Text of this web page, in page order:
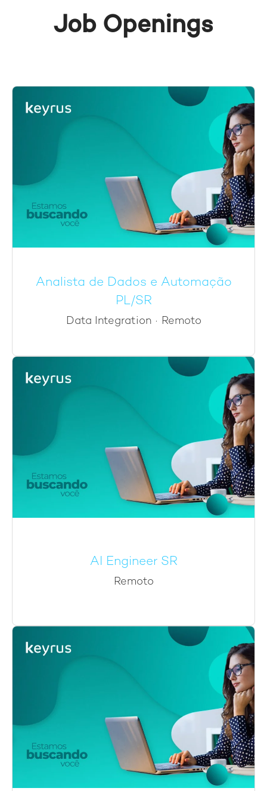
Job Openings
Analista de Dados e Automação
PL/SR
Data Integration · Remoto
AI Engineer SR
Remoto